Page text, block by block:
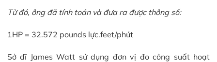
Từ đó, ông đã tính toán và đưa ra được thông số:
1HP = 32.572 pounds lực.feet/phút
Sở dĩ James Watt sử dụng đơn vị đo công suất hoạt